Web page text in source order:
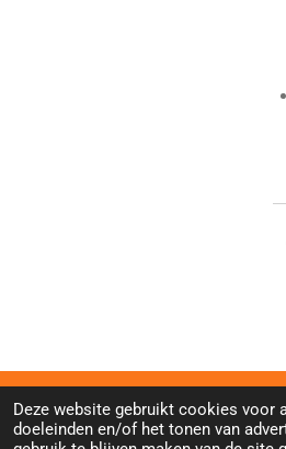
Deze website gebruikt cookies voor
doeleinden en/of het tonen van